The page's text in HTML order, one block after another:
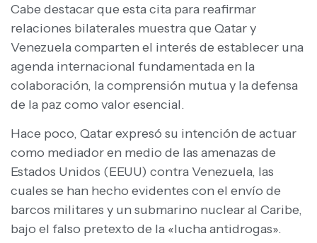
Cabe destacar que esta cita para reafirmar
relaciones bilaterales muestra que Qatar y
Venezuela comparten el interés de establecer una
agenda internacional fundamentada en la
colaboración, la comprensión mutua y la defensa
de la paz como valor esencial.
Hace poco, Qatar expresó su intención de actuar
como mediador en medio de las amenazas de
Estados Unidos (EEUU) contra Venezuela, las
cuales se han hecho evidentes con el envío de
barcos militares y un submarino nuclear al Caribe,
bajo el falso pretexto de la «lucha antidrogas».